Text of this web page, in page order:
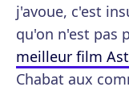
j'avoue, c'est
qu'on n'est pas
meilleur film
Chabat aux